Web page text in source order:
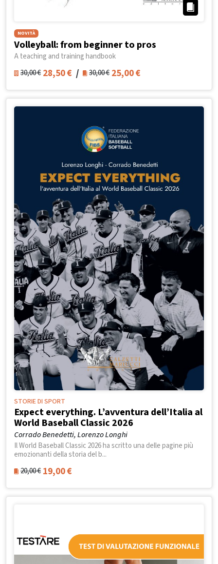
NOVITÀ
Volleyball: from beginner to pros
A teaching and training handbook
30,00€ 28,50€ / 30,00€ 25,00€
STORIE DI SPORT
Expect everything. L’avventura dell’Italia al
World Baseball Classic 2026
Corrado Benedetti, Lorenzo Longhi
Il World Baseball Classic 2026 ha scritto una delle pagine più
emozionanti della storia del b...
20,00€ 19,00€